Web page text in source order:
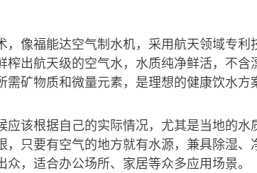
，像福能达空气制水机，采用航天领域专
出航天级的空气水，水质纯净鲜活，不含
矿物质和微量元素，是理想的健康饮水方
应该根据自己的实际情况，尤其是当地的水
只要有空气的地方就有水源，兼具除湿、
，适合办公场所、家居等众多应用场景。